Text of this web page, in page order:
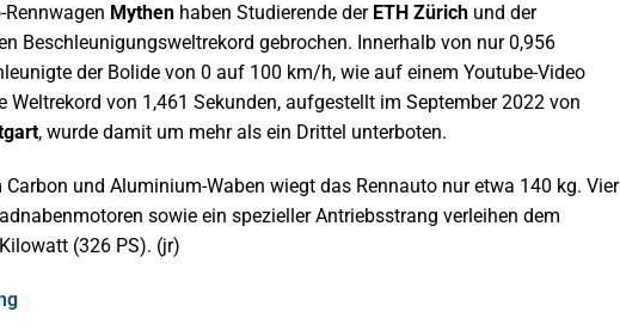
Mythen haben Studierende der ETH Zürich und der
Beschleunigungsweltrekord gebrochen. Innerhalb von nur 0,956
der Bolide von 0 auf 100 km/h, wie auf einem Youtube-Video
Weltrekord von 1,461 Sekunden, aufgestellt im September 2022 von
, wurde damit um mehr als ein Drittel unterboten.
und Aluminium-Waben wiegt das Rennauto nur etwa 140 kg. Vier
sowie ein spezieller Antriebsstrang verleihen dem
(326 PS). (jr)